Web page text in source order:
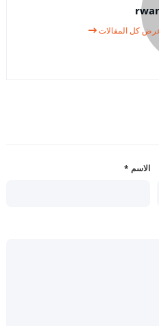
كل المقالات
الاسم *